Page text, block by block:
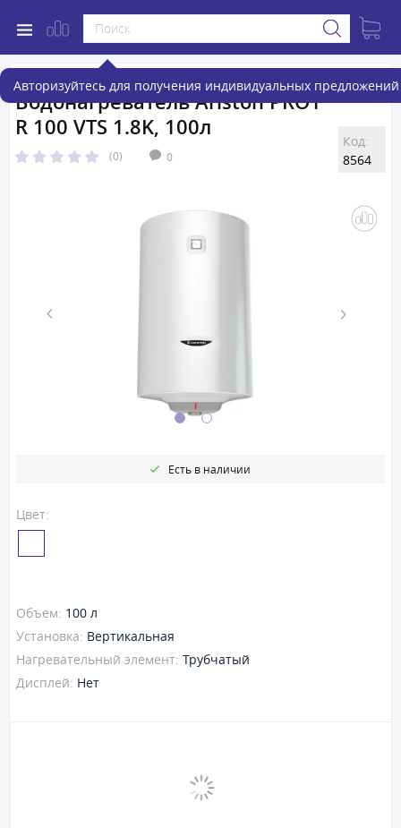
Авторизуйтесь для получения индивидуальных предложений
Водонагреватель Ariston PRO1
R 100 VTS 1.8K, 100л
(0) 0
Код:
8564
Цвет:
Есть в наличии
Объем: 100 л
Установка: Вертикальная
Нагревательный элемент: Трубчатый
Дисплей: Нет